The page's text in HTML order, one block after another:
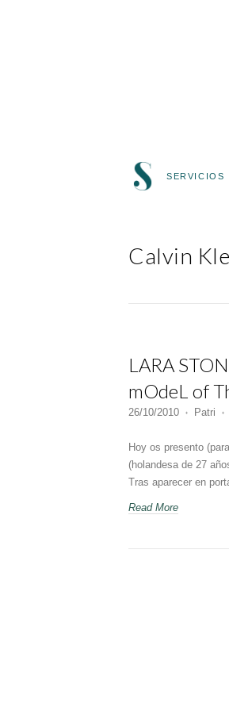
SERVICIOS
Calvin
LARA
mOdeL of
26/10/2010 ♦ Patri ♦
Hoy os presento
(holandesa de 27
Tras aparecer en
Read More